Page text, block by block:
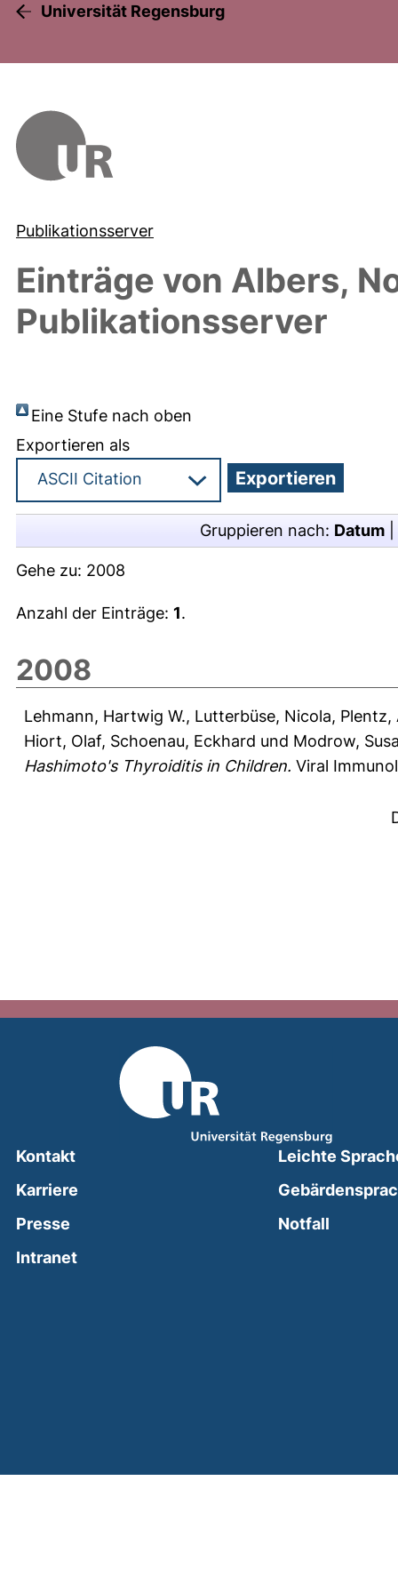
Universität Regensburg
Publikationsserver
Einträge von Albers,
Publikationsserver
Eine Stufe nach oben
Exportieren als
Gruppieren nach: Datum
Gehe zu: 2008
Anzahl der Einträge: 1.
2008
Lehmann, Hartwig W., Lutterbüse, Nicola, Plentz,
Hiort, Olaf, Schoenau, Eckhard und Modrow,
Hashimoto's Thyroiditis in Children. Viral
Kontakt
Karriere
Presse
Intranet(external link, opens in a new window)
Leichte
Notfall